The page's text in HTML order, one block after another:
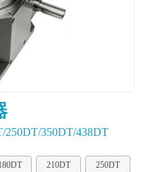
250DT/350DT/438DT
210DT 250DT